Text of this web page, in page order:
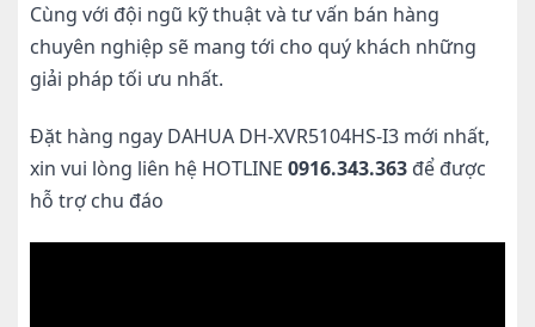
Cùng với đội ngũ kỹ thuật và tư vấn bán hàng
chuyên nghiệp sẽ mang tới cho quý khách những
giải pháp tối ưu nhất.
Đặt hàng ngay DAHUA DH-XVR5104HS-I3 mới nhất,
xin vui lòng liên hệ HOTLINE 0916.343.363để được
hỗ trợ chu đáo